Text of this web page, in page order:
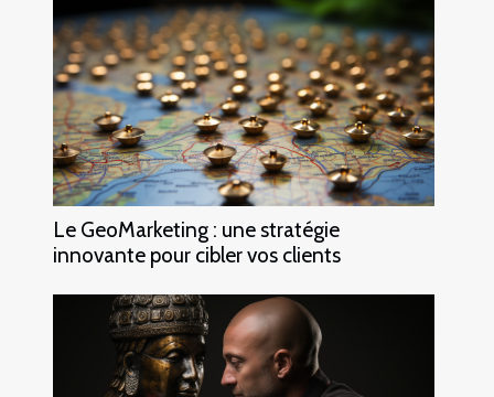
Le GeoMarketing : une stratégie
innovante pour cibler vos clients